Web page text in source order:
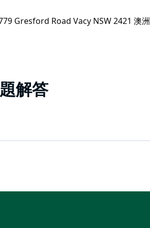
解答